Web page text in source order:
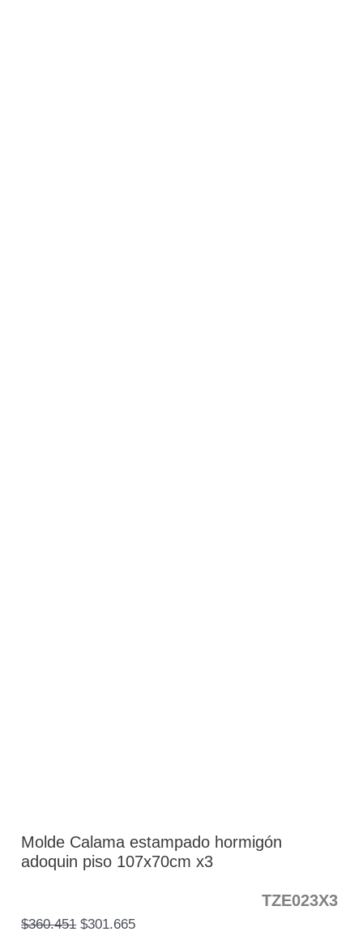
Molde Calama estampado hormigón
adoquin piso 107x70cm x3
TZE023X3
$360.451 $301.665